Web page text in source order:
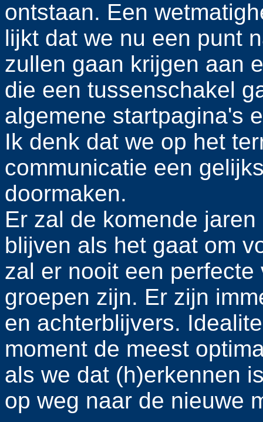
ontstaan. Een
lijkt dat we nu een punt
zullen gaan krijgen aan
die een tussenschakel
algemene startpagina's
Ik denk dat we op het
communicatie een
doormaken.
Er zal de komende
blijven als het gaat om
zal er nooit een
groepen zijn. Er zijn
en achterblijvers.
moment de meest
als we dat (h)erkennen
op weg naar de nieuwe